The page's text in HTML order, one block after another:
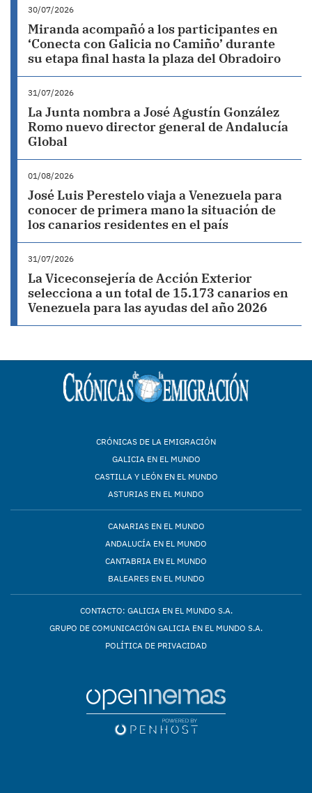
30/07/2026
Miranda acompañó a los participantes en
‘Conecta con Galicia no Camiño’ durante
su etapa final hasta la plaza del Obradoiro
31/07/2026
La Junta nombra a José Agustín González
Romo nuevo director general de Andalucía
Global
01/08/2026
José Luis Perestelo viaja a Venezuela para
conocer de primera mano la situación de
los canarios residentes en el país
31/07/2026
La Viceconsejería de Acción Exterior
selecciona a un total de 15.173 canarios en
Venezuela para las ayudas del año 2026
CRÓNICAS DE LA EMIGRACIÓN
GALICIA EN EL MUNDO
CASTILLA Y LEÓN EN EL MUNDO
ASTURIAS EN EL MUNDO
CANARIAS EN EL MUNDO
ANDALUCÍA EN EL MUNDO
CANTABRIA EN EL MUNDO
BALEARES EN EL MUNDO
CONTACTO: GALICIA EN EL MUNDO S.A.
GRUPO DE COMUNICACIÓN GALICIA EN EL MUNDO S.A.
POLÍTICA DE PRIVACIDAD